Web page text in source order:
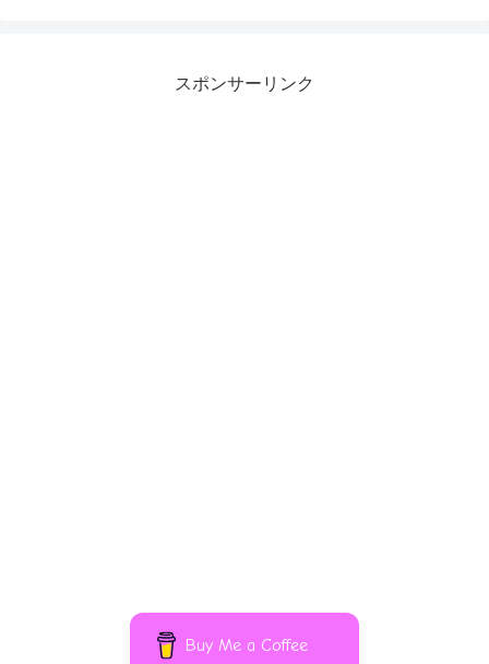
スポンサーリンク
Buy Me a Coffee